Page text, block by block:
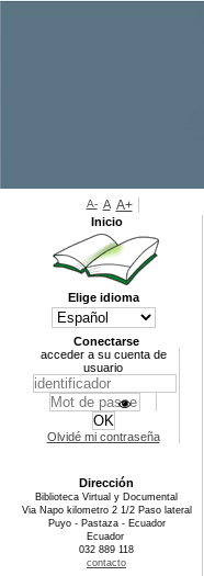
A- A A+
Inicio
Elige idioma
Conectarse
acceder a su cuenta de
usuario
Olvidé mi contraseña
Dirección
Biblioteca Virtual y Documental
Via Napo kilometro 2 1/2 Paso lateral
Puyo - Pastaza - Ecuador
Ecuador
032 889 118
contacto